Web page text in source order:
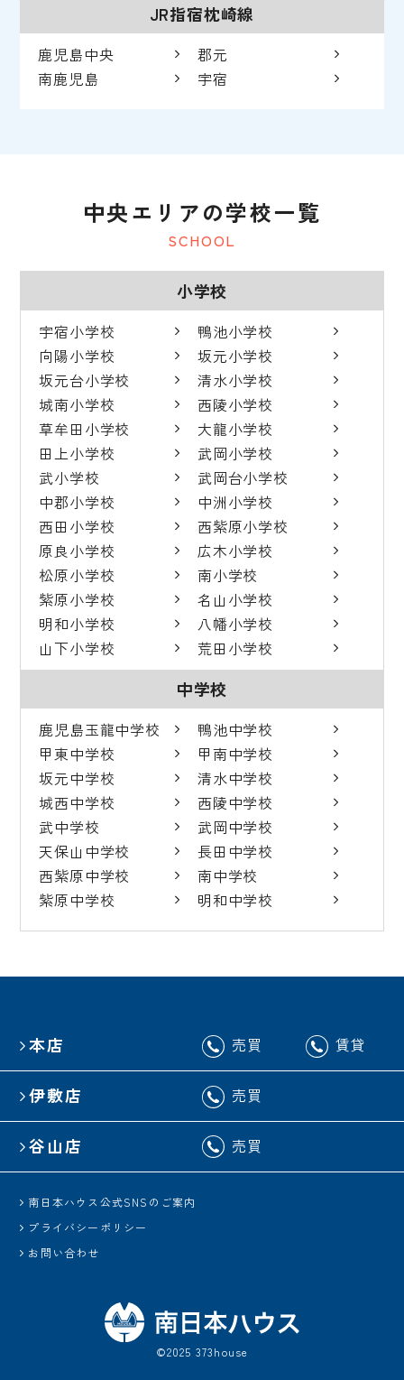
JR指宿枕崎線
鹿児島中央
郡元
南鹿児島
宇宿
SCHOOL
中央エリアの学校一覧
小学校
宇宿小学校
鴨池小学校
向陽小学校
坂元小学校
坂元台小学校
清水小学校
城南小学校
西陵小学校
草牟田小学校
大龍小学校
田上小学校
武岡小学校
武小学校
武岡台小学校
中郡小学校
中洲小学校
西田小学校
西紫原小学校
原良小学校
広木小学校
松原小学校
南小学校
紫原小学校
名山小学校
明和小学校
八幡小学校
山下小学校
荒田小学校
中学校
鹿児島玉龍中学校
鴨池中学校
甲東中学校
甲南中学校
坂元中学校
清水中学校
城西中学校
西陵中学校
武中学校
武岡中学校
天保山中学校
長田中学校
西紫原中学校
南中学校
紫原中学校
明和中学校
本店 売買 賃貸
伊敷店 売買
谷山店 売買
南日本ハウス公式SNSのご案内
プライバシーポリシー
お問い合わせ
©2025 373house